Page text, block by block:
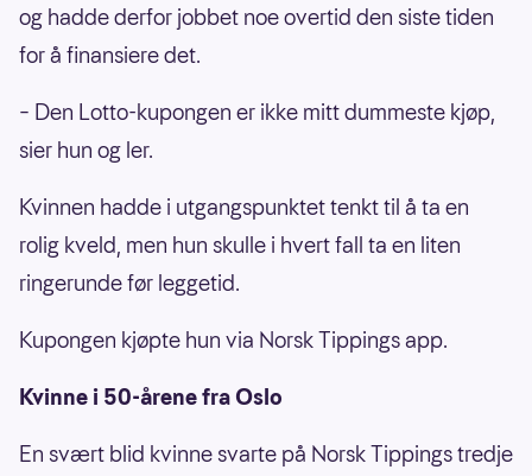
og hadde derfor jobbet noe overtid den siste tiden
for å finansiere det.
– Den Lotto-kupongen er ikke mitt dummeste kjøp,
sier hun og ler.
Kvinnen hadde i utgangspunktet tenkt til å ta en
rolig kveld, men hun skulle i hvert fall ta en liten
ringerunde før leggetid.
Kupongen kjøpte hun via Norsk Tippings app.
Kvinne i 50-årene fra Oslo
En svært blid kvinne svarte på Norsk Tippings tredje